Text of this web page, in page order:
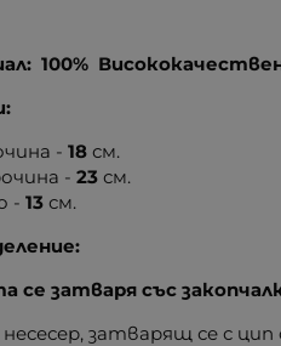
100%
-18 см.
-23 см.
-13 см.
се затваря със
несесер, затварящ се с цип